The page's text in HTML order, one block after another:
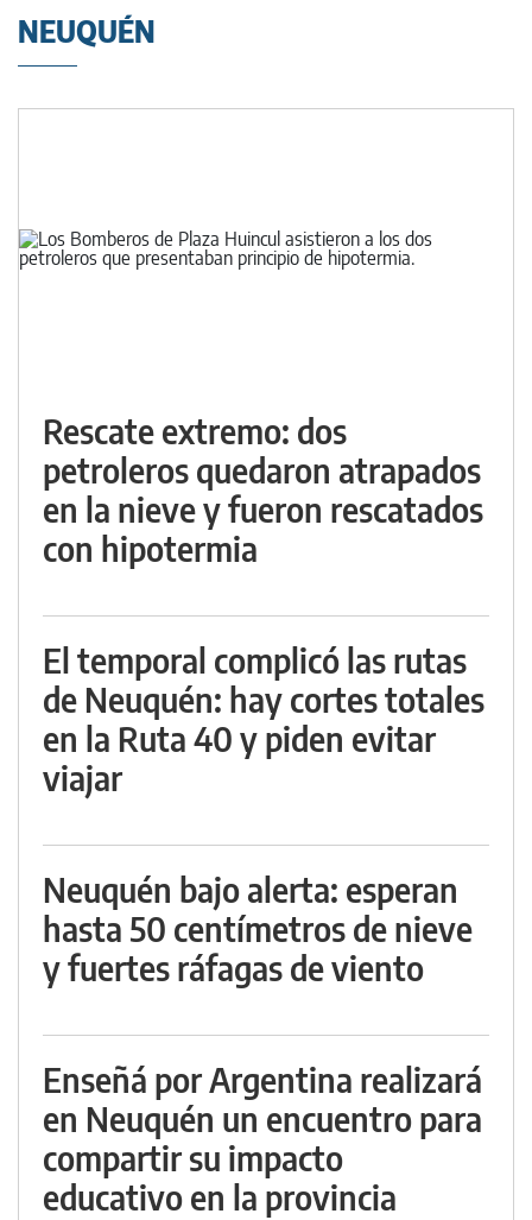
NEUQUÉN
Rescate extremo: dos
petroleros quedaron atrapados
en la nieve y fueron rescatados
con hipotermia
El temporal complicó las rutas
de Neuquén: hay cortes totales
en la Ruta 40 y piden evitar
viajar
Neuquén bajo alerta: esperan
hasta 50 centímetros de nieve
y fuertes ráfagas de viento
Enseñá por Argentina realizará
en Neuquén un encuentro para
compartir su impacto
educativo en la provincia